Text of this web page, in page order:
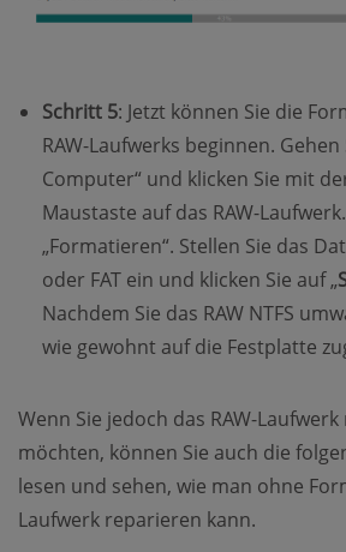
Schritt 5: Jetzt können Sie die
RAW-Laufwerks beginnen. Gehen
Computer“ und klicken Sie mit
Maustaste auf das RAW-
„Formatieren“. Stellen Sie das
oder FAT ein und klicken Sie auf „
Nachdem Sie das RAW NTFS
wie gewohnt auf die Festplatte
Wenn Sie jedoch das RAW-
möchten, können Sie auch die
lesen und sehen, wie man ohne
Laufwerk reparieren kann.